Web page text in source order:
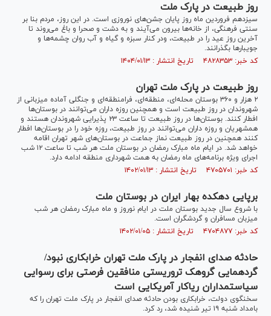
روز طبیعت در پارک ملت
سیزدهم فروردین ماه روز پایان جشن‌های نوروزی است. در این روز، مردم بنا بر
سنتی فرهنگی، از خانه‌ها بیرون می‌آیند و به دشت و صحرا و باغ می‌روند تا
آخرین روز عید را در طبیعت، ودر کنار سبزه و گیاه و آب روان چشمه‌ها و
جویبار‌ها بگذرانند.
کد خبر: ۴۸۲۸۳۵۳ تاریخ انتشار : ۱۴۰۴/۰۱/۱۳
روز طبیعت در پارک ملت تهران
۲ هزار و ۳۶۰ بوستان محله‌ای، منطقه‌ای، فرامنطقه‌ای و جنگلی آماده میزبانی از
شهروندان در روز طبیعت است و همچنین روزه داران می‌توانند در بوستان‌ها
افطار کنند. بوستان‌ها در روز طبیعت تا ساعت ۲۳ پذیرایی شهروندان هستند و
همشهریان و روزه داران می‌توانند در روز طبیعت، روزه خود را در بوستان‌ها افطار
کنند همچنین در روز طبیعت نماز جماعت در بوستان‌های شهر تهران اقامه
خواهد شد. در ایام ماه مبارک رمضان در بوستان ملت هر شب تا ساعت ۱۲ شب
اجرای ویژه برنامه‌های ماه رمضان به همت شهرداری منطقه ادامه دارد.
کد خبر: ۴۷۰۵۷۰۱ تاریخ انتشار : ۱۴۰۲/۰۱/۱۳
برپایی دهکده بهار ایران در بوستان ملت
با شروع سال جدید بوستان ملت در ایام نوروز و ماه مبارک رمضان هر شب
میزبان مسافران و گردشگران است.
کد خبر: ۴۷۰۴۸۷۷ تاریخ انتشار : ۱۴۰۲/۰۱/۰۵
حادثه صدای انفجار در پارک ملت تهران خرابکاری نبود/
گردهمایی گروهک تروریستی منافقین فرصتی برای رسوایی
سیاستمداران ریاکار آمریکایی است
سخنگوی دولت، خرابکاری بودن حادثه صدای انفجار در پارک ملت تهران را که
بامداد شنبه ۱۹ تیر شنیده شد، رد کرد.